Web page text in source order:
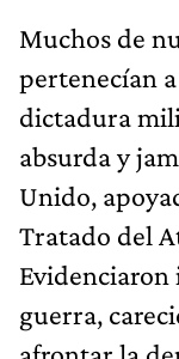
Muchos de
pertenecían
dictadura
absurda y
Unido,
Tratado del
Evidenciaron
guerra,